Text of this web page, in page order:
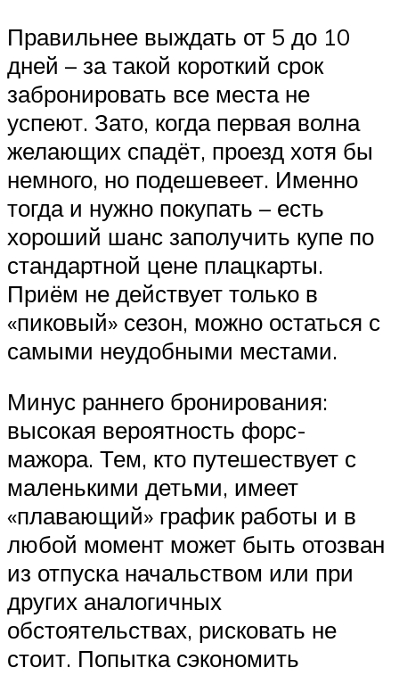
Правильнее выждать от 5 до 10
дней – за такой короткий срок
забронировать все места не
успеют. Зато, когда первая волна
желающих спадёт, проезд хотя бы
немного, но подешевеет. Именно
тогда и нужно покупать – есть
хороший шанс заполучить купе по
стандартной цене плацкарты.
Приём не действует только в
«пиковый» сезон, можно остаться с
самыми неудобными местами.
Минус раннего бронирования:
высокая вероятность форс-
мажора. Тем, кто путешествует с
маленькими детьми, имеет
«плавающий» график работы и в
любой момент может быть отозван
из отпуска начальством или при
других аналогичных
обстоятельствах, рисковать не
стоит. Попытка сэкономить